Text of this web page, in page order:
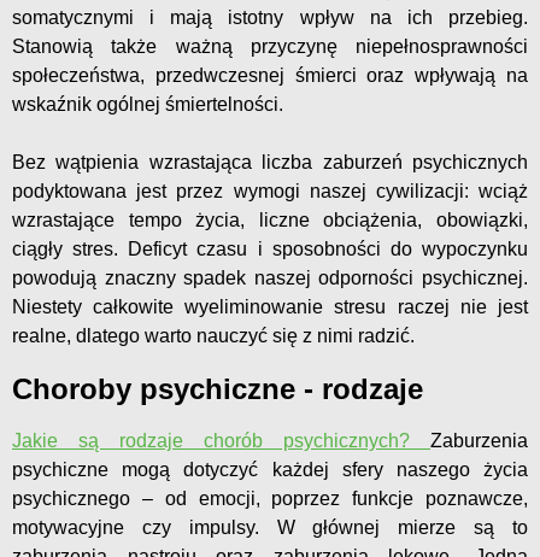
somatycznymi i mają istotny wpływ na ich przebieg.
Stanowią także ważną przyczynę niepełnosprawności
społeczeństwa, przedwczesnej śmierci oraz wpływają na
wskaźnik ogólnej śmiertelności.
Bez wątpienia wzrastająca liczba zaburzeń psychicznych
podyktowana jest przez wymogi naszej cywilizacji: wciąż
wzrastające tempo życia, liczne obciążenia, obowiązki,
ciągły stres. Deficyt czasu i sposobności do wypoczynku
powodują znaczny spadek naszej odporności psychicznej.
Niestety całkowite wyeliminowanie stresu raczej nie jest
realne, dlatego warto nauczyć się z nimi radzić.
Choroby psychiczne - rodzaje
Jakie są rodzaje chorób psychicznych? Zaburzenia
psychiczne mogą dotyczyć każdej sfery naszego życia
psychicznego – od emocji, poprzez funkcje poznawcze,
motywacyjne czy impulsy. W głównej mierze są to